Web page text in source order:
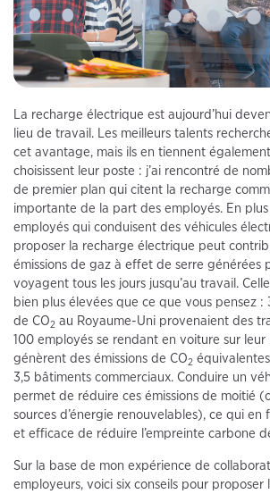
La recharge électrique est aujourd’hui
lieu de travail. Les meilleurs talents
cet avantage, mais ils en tiennent
choisissent leur poste : j’ai rencontré de
de premier plan qui citent la recharge
importante de la part des employés. En plus
employés qui conduisent des véhicules
proposer la recharge électrique peut
émissions de gaz à effet de serre générées
voyagent tous les jours jusqu’au travail.
bien plus élevées que ce que vous pensez :
de CO2 au Royaume-Uni provenaient des
100 employés se rendant en voiture sur
génèrent des émissions de CO2
3,5 bâtiments commerciaux. Conduire un
permet de réduire ces émissions de moitié
sources d’énergie renouvelables), ce qui en
et efficace de réduire l’empreinte carbone
Sur la base de mon expérience de
employeurs, voici six conseils pour proposer